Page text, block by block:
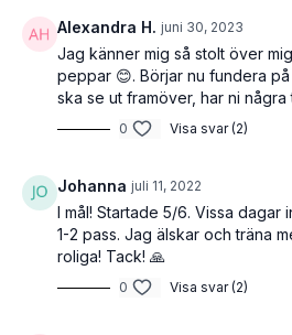
Alexandra H. juni 30, 2023
Jag känner mig så stolt över
peppar 😊. Börjar nu fundera
ska se ut framöver, har ni några
0 Visa svar (2)
Johanna juli 11, 2022
I mål! Startade 5/6. Vissa dagar
1-2 pass. Jag älskar och träna
roliga! Tack! 🙏
0 Visa svar (2)